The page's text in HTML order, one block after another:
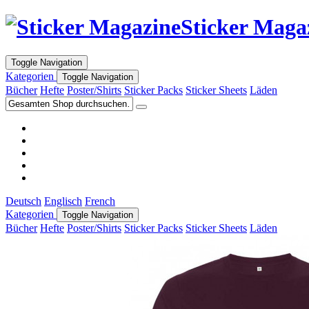
Sticker
Toggle Navigation
Kategorien Toggle Navigation
Bücher Hefte Poster/Shirts Sticker Packs Sticker Sheets Läden
Deutsch Englisch French
Kategorien
Toggle Navigation
Bücher Hefte Poster/Shirts Sticker Packs Sticker Sheets Läden